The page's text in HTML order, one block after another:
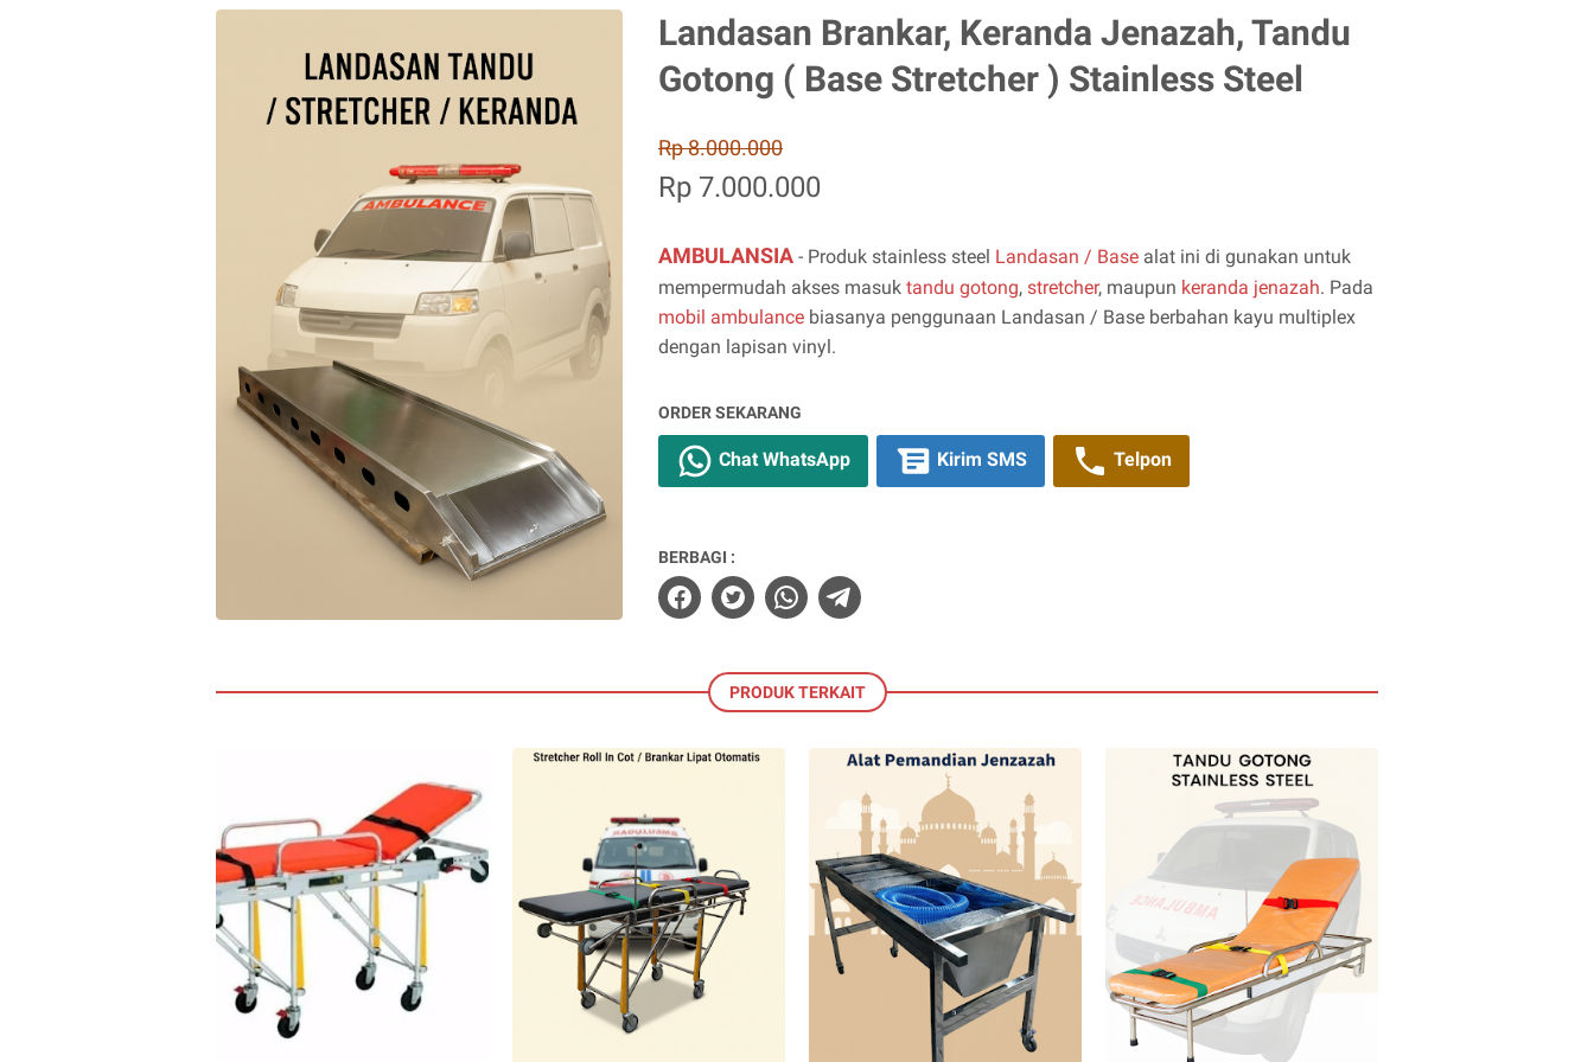
Landasan Brankar, Keranda Jenazah, Tandu
Gotong ( Base Stretcher ) Stainless Steel
Rp 8.000.000
Rp 7.000.000
AMBULANSIA - Produk stainless steel Landasan / Base alat ini di gunakan untuk
mempermudah akses masuk tandu gotong, stretcher, maupun keranda jenazah. Pada
mobil ambulance biasanya penggunaan Landasan / Base berbahan kayu multiplex
dengan lapisan vinyl.
ORDER SEKARANG
Chat WhatsApp Kirim SMS Telpon
BERBAGI :
PRODUK TERKAIT